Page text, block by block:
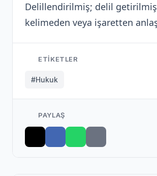
Delillendirilmiş; delil
kelimeden veya işaretten
ETIKETLER
#Hukuk
PAYLAŞ